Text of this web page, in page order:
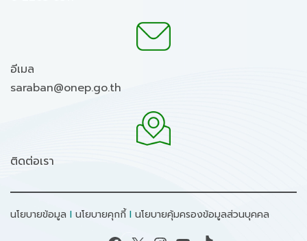
อีเมล
saraban@onep.go.th
ติดต่อเรา
นโยบายข้อมูล I นโยบายคุกกี้ I นโยบายคุ้มครองข้อมูลส่วนบุคคล